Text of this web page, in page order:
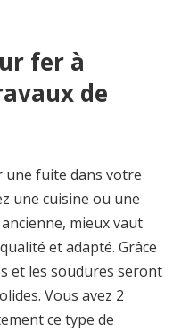
fer à
de
une fuite dans votre
une cuisine ou une
mieux vaut
et adapté. Grâce
et les soudures seront
Vous avez 2
ce type de